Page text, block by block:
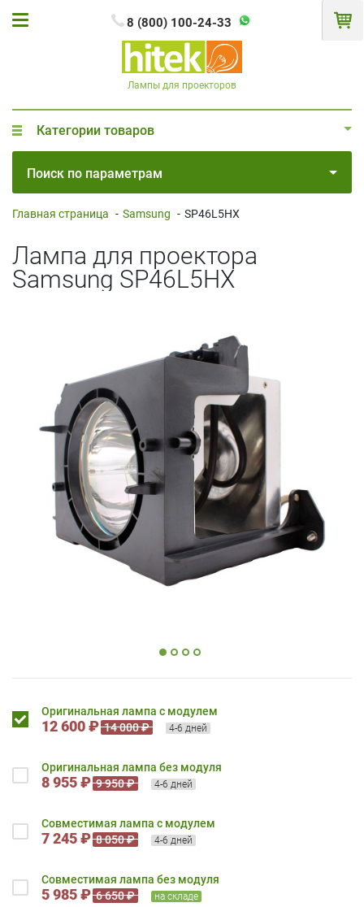
8 (800) 100-24-33
Лампы для проекторов
Категории товаров
Поиск по параметрам
Главная страница - Samsung - SP46L5HX
Лампа для проектора
Samsung SP46L5HX
Оригинальная лампа с модулем
12 600 ₽ 14 000 ₽ 4-6 дней
Оригинальная лампа без модуля
8 955 ₽ 9 950 ₽ 4-6 дней
Совместимая лампа с модулем
7 245 ₽ 8 050 ₽ 4-6 дней
Совместимая лампа без модуля
5 985 ₽ 6 650 ₽ на складе